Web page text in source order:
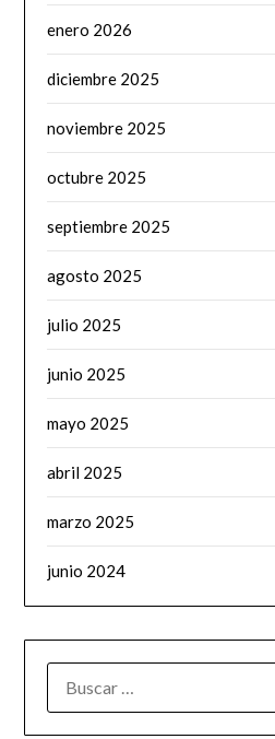
enero 2026
diciembre 2025
noviembre 2025
octubre 2025
septiembre 2025
agosto 2025
julio 2025
junio 2025
mayo 2025
abril 2025
marzo 2025
junio 2024